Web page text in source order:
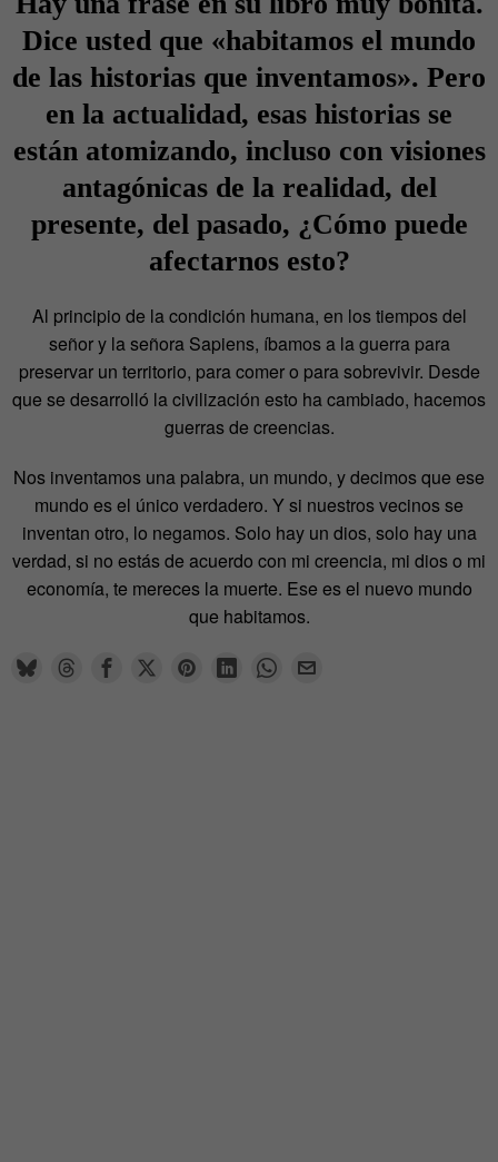
Dice usted que «habitamos el mundo
de las historias que inventamos». Pero
en la actualidad, esas historias se
están atomizando, incluso con visiones
antagónicas de la realidad, del
presente, del pasado, ¿Cómo puede
afectarnos esto?
Al principio de la condición humana, en los tiempos del
señor y la señora Sapiens, íbamos a la guerra para
preservar un territorio, para comer o para sobrevivir. Desde
que se desarrolló la civilización esto ha cambiado, hacemos
guerras de creencias.
Nos inventamos una palabra, un mundo, y decimos que ese
mundo es el único verdadero. Y si nuestros vecinos se
inventan otro, lo negamos. Solo hay un dios, solo hay una
verdad, si no estás de acuerdo con mi creencia, mi dios o mi
economía, te mereces la muerte. Ese es el nuevo mundo
que habitamos.